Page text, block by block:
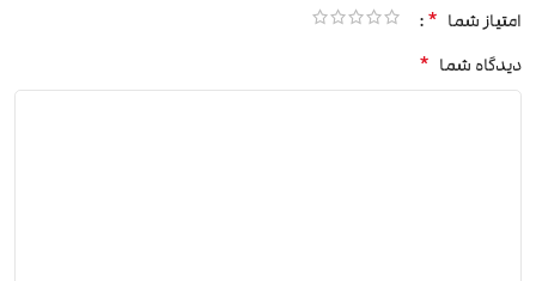
امتیاز شما *
دیدگاه شما *